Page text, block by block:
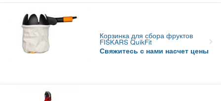
Корзинка для сбора фруктов
FISKARS QuikFit
Свяжитесь с нами насчет цены